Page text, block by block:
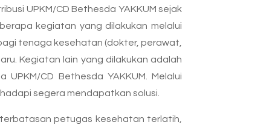
UPKM/CD Bethesda YAKKUM sejak
kegiatan yang dilakukan melalui
tenaga kesehatan (dokter, perawat,
Kegiatan lain yang dilakukan adalah
CD Bethesda YAKKUM. Melalui
segera mendapatkan solusi.
petugas kesehatan terlatih,